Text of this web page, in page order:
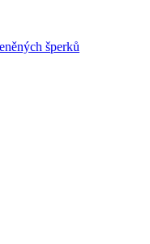
šperků